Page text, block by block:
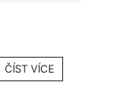
ČÍST VÍCE